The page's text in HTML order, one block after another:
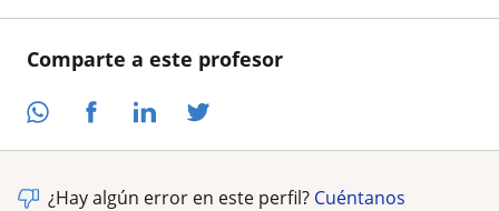
Comparte a este profesor
¿Hay algún error en este perfil? Cuéntanos